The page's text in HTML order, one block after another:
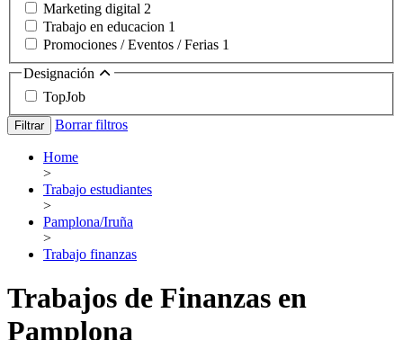
Marketing digital 2
Trabajo en educacion 1
Promociones / Eventos / Ferias 1
Designación
TopJob
Filtrar Borrar filtros
Home
>
Trabajo estudiantes
>
Pamplona/Iruña
>
Trabajo finanzas
Trabajos de Finanzas en
Pamplona